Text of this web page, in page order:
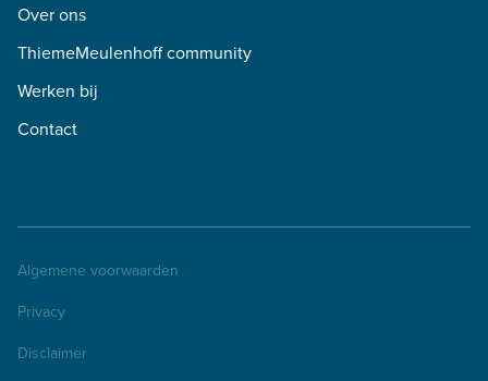
Over ons
ThiemeMeulenhoff community
Werken bij
Contact
Algemene voorwaarden
Privacy
Disclaimer